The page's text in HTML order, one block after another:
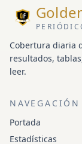
Cobertura diaria
resultados,
leer.
NAVEGACIÓN
Portada
Estadísticas